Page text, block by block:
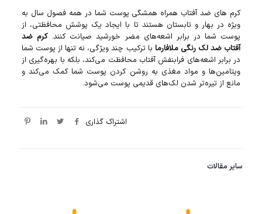
کرم‌ های ضد آفتاب همراه همشگی پوست شما در همه فصول سال به
ویژه در بهار و تابستان هستند تا با ایجاد یک پوشش محافظتی، از
پوست شما در برابر اشعه‌های مضر خورشید صیانت کنند.کرم ضد
آفتاب ضد لک رنگی ملافارما با ترکیب چند ویژگی، نه تنها از پوست شما
در برابر اشعه‌های فرابنفش آفتاب محافظت می‌کند، بلکه با بهره‌گیری از
ویتامین‌ها و مواد مغذی به روشن کردن پوست شما کمک می‌کند و
مانع از تیره‌تر شدن لک‌های قدیمی پوست می‌شود.
اشتراک گذاری
سایر مقالات